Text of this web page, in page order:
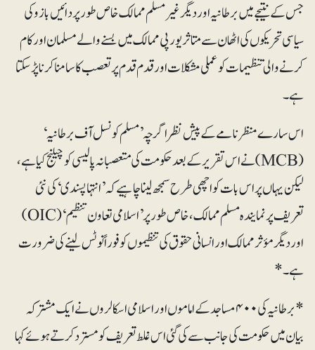
جس کے نتیجے میں برطانیہ اور دیگر غیر مسلم ممالک خاص طور پر دائیں بازو کی
سیاسی تحریکوں کی اٹھان سے متاثر یورپی ممالک میں بسنے والے مسلمان اور کام
کرنے والی تنظیمات کو عملی مشکلات اور قدم قدم پر تعصب کا سامنا کرنا پڑسکتا
ہے۔
اس سارے منظر نامے کے پیش نظر اگرچہ ’مسلم کونسل آف برطانیہ‘
(MCB)نے اس تقریر کے بعد حکومت کی متعصبانہ پالیسی کو چیلنج کیا ہے،
لیکن یہاں پر اس بات کو اچھی طرح سمجھ لینا چاہیے کہ ’انتہا پسندی‘ کی نئی
تعریف پر نمایندہ مسلم ممالک، خاص طور پر ’اسلامی تعاون تنظیم‘ (OIC)
اور دیگر مؤثر ممالک اور انسانی حقوق کی تنظیموں کو فوراً نوٹس لینے کی ضرورت
ہے۔*
*برطانیہ کی ۴۰۰ مساجد کے اماموں اور اسلامی اسکالروں نے ایک مشترکہ
بیان میں حکومت کی جانب سے کی گئی اس غلط تعریف کو مسترد کرتے ہوئے کہا